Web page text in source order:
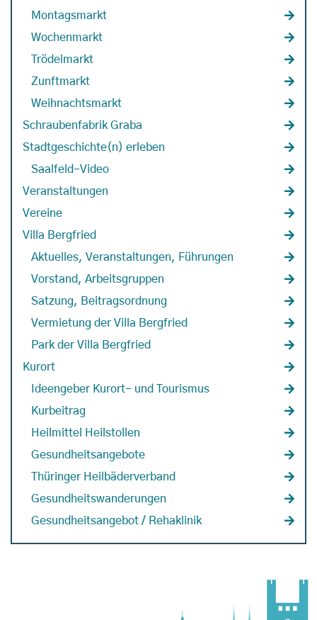
Montagsmarkt
Wochenmarkt
Trödelmarkt
Zunftmarkt
Weihnachtsmarkt
Schraubenfabrik Graba
Stadtgeschichte(n) erleben
Saalfeld-Video
Veranstaltungen
Vereine
Villa Bergfried
Aktuelles, Veranstaltungen, Führungen
Vorstand, Arbeitsgruppen
Satzung, Beitragsordnung
Vermietung der Villa Bergfried
Park der Villa Bergfried
Kurort
Ideengeber Kurort- und Tourismus
Kurbeitrag
Heilmittel Heilstollen
Gesundheitsangebote
Thüringer Heilbäderverband
Gesundheitswanderungen
Gesundheitsangebot / Rehaklinik